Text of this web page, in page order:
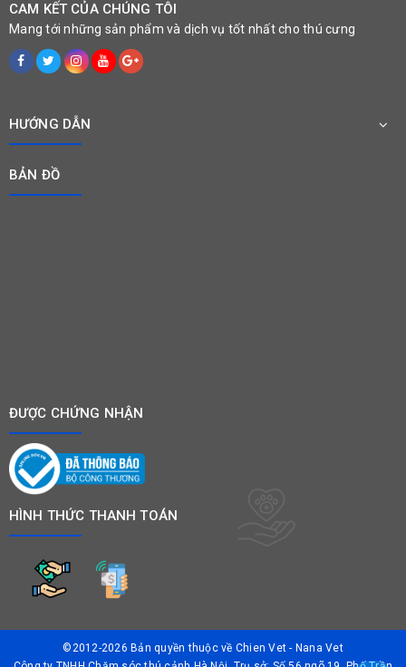
CAM KẾT CỦA CHÚNG TÔI
Mang tới những sản phẩm và dịch vụ tốt nhất cho thú cưng
HƯỚNG DẪN
BẢN ĐỒ
ĐƯỢC CHỨNG NHẬN
HÌNH THỨC THANH TOÁN
©2012-2026 Bản quyền thuộc về Chien Vet - Nana Vet